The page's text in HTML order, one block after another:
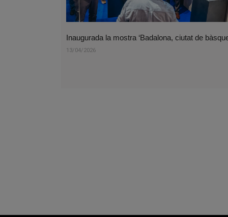
Inaugurada la mostra ‘Badalona, ciutat de
13/04/2026